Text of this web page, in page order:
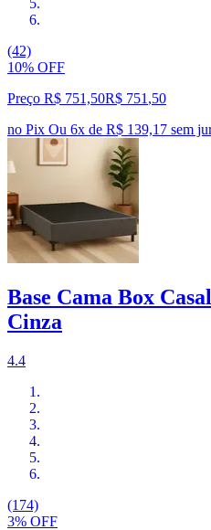
(42)
10% OFF
Preço R$ 751,50R$ 751 ,50
no Pix Ou 6x de R$ 139,17 sem
Base Cama Box
Cinza
4.4
(174)
3% OFF